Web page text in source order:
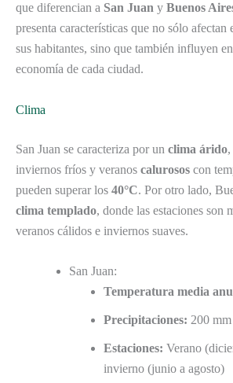
que diferencian a San Juan y Buenos
presenta características que no sólo afectan
sus habitantes, sino que también influyen
economía de cada ciudad.
Clima
San Juan se caracteriza por un clima árido
inviernos fríos y veranos calurosos con
pueden superar los 40°C. Por otro lado,
clima templado, donde las estaciones son
veranos cálidos e inviernos suaves.
San Juan:
Temperatura media
Precipitaciones: 200
Estaciones: Verano
invierno (junio a agosto)